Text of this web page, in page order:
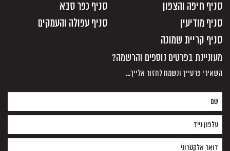
סניף חיפה והצפון
סניף כפר סבא
סניף מודיעין
סניף עפולה והעמקים
סניף קריית שמונה
מעוניינת בפרטים נוספים והרשמה?
השאירי פרטייך ונשמח לחזור אלייך...